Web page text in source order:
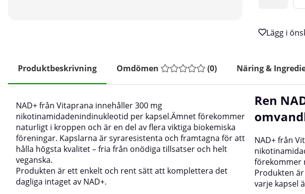
Produktbeskrivning Omdömen (0) Näring &
NAD+ från Vitaprana innehåller 300 mg
nikotinamidadenindinukleotid per kapsel.Ämnet förekommer
naturligt i kroppen och är en del av flera viktiga biokemiska
föreningar. Kapslarna är syraresistenta och framtagna för att
hålla högsta kvalitet – fria från onödiga tillsatser och helt
veganska.
Produkten är ett enkelt och rent sätt att komplettera det
dagliga intaget av NAD+.
Ren
NAD+ från
förekommer
Produkten
varje kapsel